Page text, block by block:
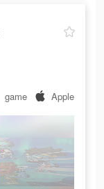
game Apple